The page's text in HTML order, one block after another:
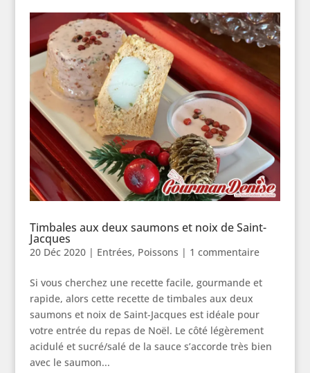
Timbales aux deux saumons et noix de Saint-
Jacques
20 Déc 2020| Entrées, Poissons | 1 commentaire
Si vous cherchez une recette facile, gourmande et
rapide, alors cette recette de timbales aux deux
saumons et noix de Saint-Jacques est idéale pour
votre entrée du repas de Noël. Le côté légèrement
acidulé et sucré/salé de la sauce s’accorde très bien
avec le saumon...